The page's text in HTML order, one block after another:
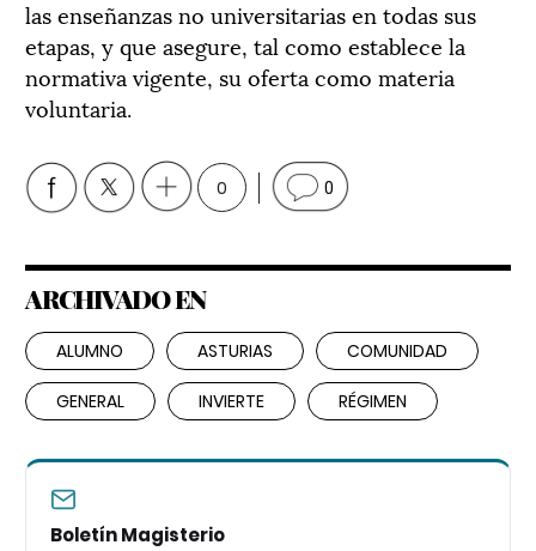
las enseñanzas no universitarias en todas sus
etapas, y que asegure, tal como establece la
normativa vigente, su oferta como materia
voluntaria.
0 0
ARCHIVADO EN
ALUMNO ASTURIAS COMUNIDAD
GENERAL INVIERTE RÉGIMEN
Boletín Magisterio